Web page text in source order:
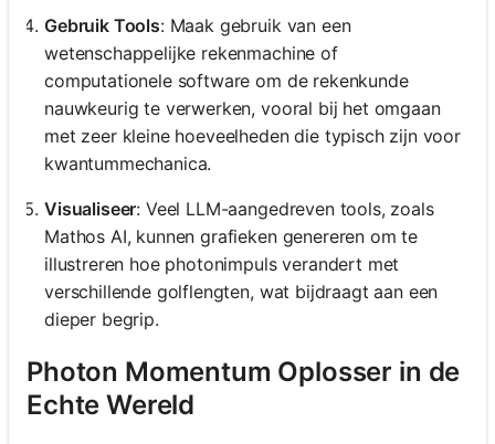
Gebruik Tools: Maak gebruik van een
wetenschappelijke rekenmachine of
computationele software om de rekenkunde
nauwkeurig te verwerken, vooral bij het omgaan
met zeer kleine hoeveelheden die typisch zijn voor
kwantummechanica.
Visualiseer: Veel LLM-aangedreven tools, zoals
Mathos AI, kunnen grafieken genereren om te
illustreren hoe photonimpuls verandert met
verschillende golflengten, wat bijdraagt aan een
dieper begrip.
Photon Momentum Oplosser in de
Echte Wereld